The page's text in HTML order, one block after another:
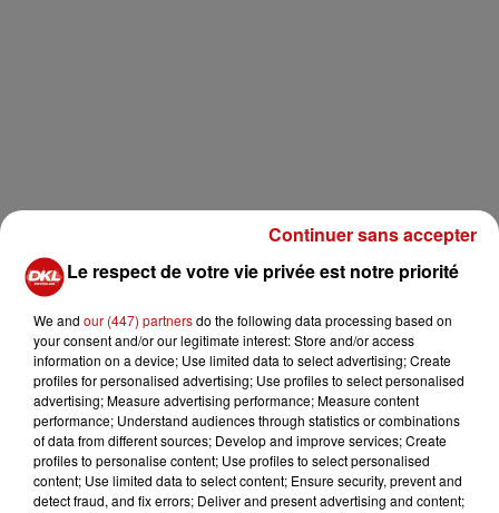
Le respect de votre vie privée est notre priorité
We and our (447) partnersdo the following data processing based on
your consent and/or our legitimate interest: Store and/or access
information on a device; Use limited data to select advertising; Create
profiles for personalised advertising; Use profiles to select personalised
advertising; Measure advertising performance; Measure content
performance; Understand audiences through statistics or combinations
of data from different sources; Develop and improve services; Create
profiles to personalise content; Use profiles to select personalised
content; Use limited data to select content; Ensure security, prevent and
detect fraud, and fix errors; Deliver and present advertising and content;
Continuer sans accepter